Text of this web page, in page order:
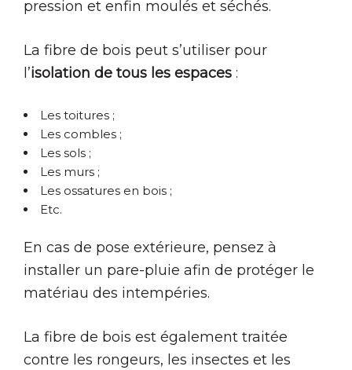
pression et enfin moulés et séchés.
La fibre de bois peut s’utiliser pour
l’isolation de tous les espaces :
Les toitures ;
Les combles ;
Les sols ;
Les murs ;
Les ossatures en bois ;
Etc.
En cas de pose extérieure, pensez à
installer un pare-pluie afin de protéger le
matériau des intempéries.
La fibre de bois est également traitée
contre les rongeurs, les insectes et les